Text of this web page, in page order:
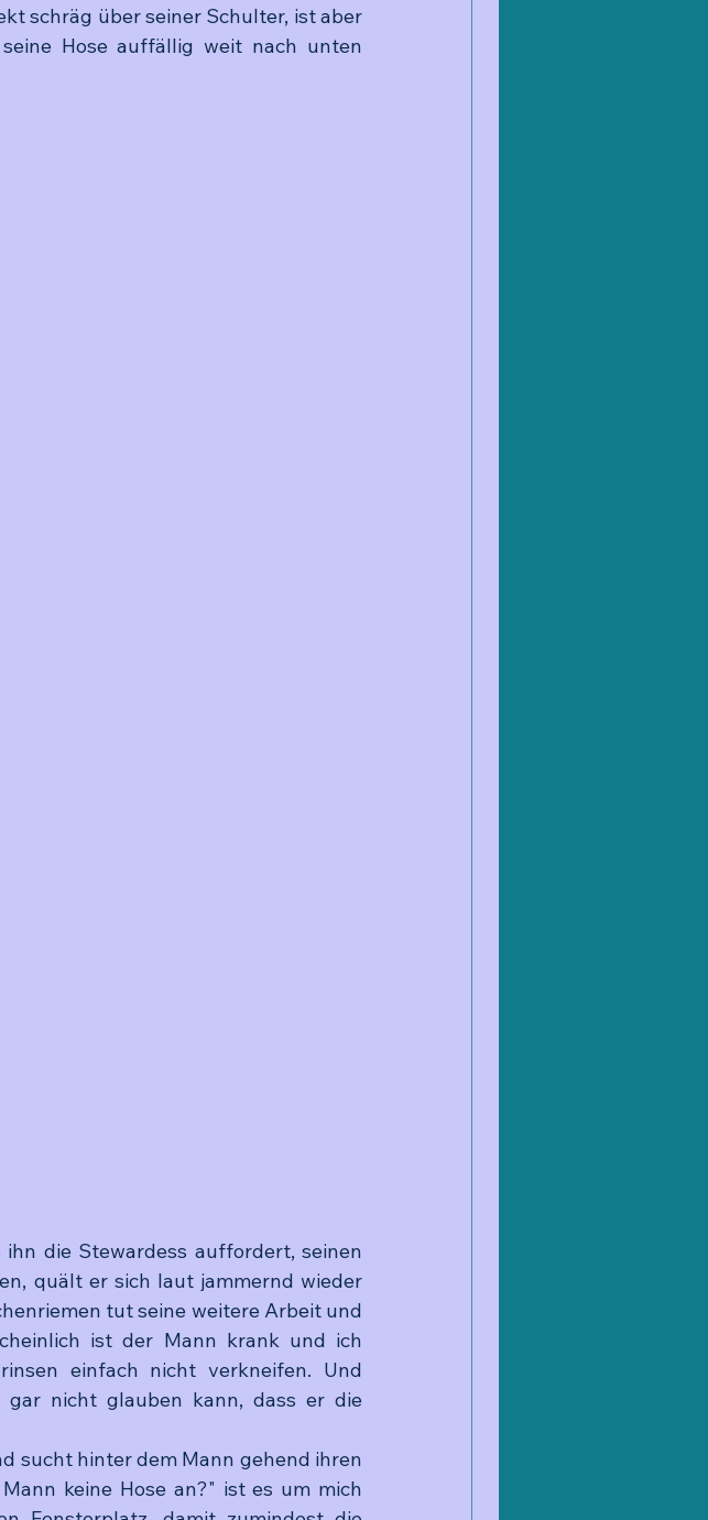
schräg über seiner Schulter, ist aber
Hose auffällig weit nach unten
die Stewardess auffordert, seinen
quält er sich laut jammernd wieder
tut seine weitere Arbeit und
ist der Mann krank und ich
einfach nicht verkneifen. Und
nicht glauben kann, dass er die
sucht hinter dem Mann gehend ihren
keine Hose an?" ist es um mich